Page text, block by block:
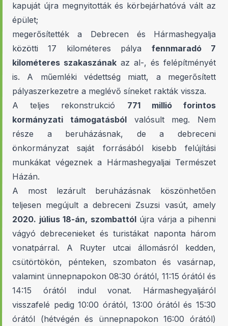
kapuját újra megnyitották és körbejárhatóvá vált az
épület;
megerősítették a Debrecen és Hármashegyalja
közötti 17 kilométeres pálya fennmaradó 7
kilométeres szakaszának az al-, és felépítményét
is. A műemléki védettség miatt, a megerősített
pályaszerkezetre a meglévő síneket rakták vissza.
A teljes rekonstrukció 771 millió forintos
kormányzati támogatásbólvalósult meg. Nem
része a beruházásnak, de a debreceni
önkormányzat saját forrásából kisebb felújítási
munkákat végeznek a Hármashegyaljai Természet
Házán.
A most lezárult beruházásnak köszönhetően
teljesen megújult a debreceni Zsuzsi vasút, amely
2020. július 18-án, szombattólújra várja a pihenni
vágyó debrecenieket és turistákat naponta három
vonatpárral. A Ruyter utcai állomásról kedden,
csütörtökön, pénteken, szombaton és vasárnap,
valamint ünnepnapokon 08:30 órától, 11:15 órától és
14:15 órától indul vonat. Hármashegyaljáról
visszafelé pedig 10:00 órától, 13:00 órától és 15:30
órától (hétvégén és ünnepnapokon 16:00 órától)